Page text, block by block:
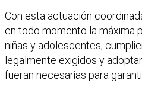
Con esta actuación
en todo momento la máxima
niñas y adolescentes,
legalmente exigidos y
fueran necesarias para